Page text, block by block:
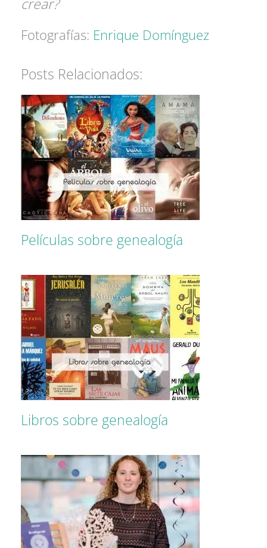
Fotografías: Enrique Domínguez
Posts Relacionados:
Películas sobre genealogía
Libros sobre genealogía